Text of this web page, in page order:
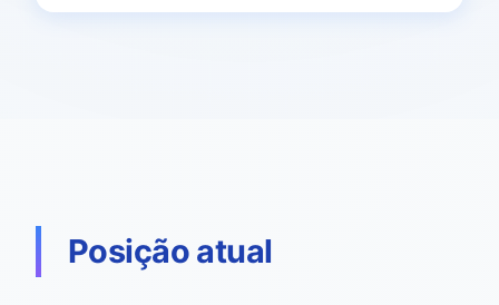
Posição atual